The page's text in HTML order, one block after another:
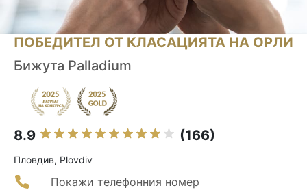
ПОБЕДИТЕЛ ОТ КЛАСАЦИЯТА НА ОРЛИ
Бижута Palladium
8.9 (166)
Пловдив, Plovdiv
Покажи телефонния номер